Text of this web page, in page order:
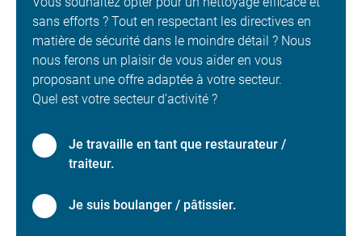
sans efforts ? Tout en respectant les directives en
matière de sécurité dans le moindre détail ? Nous
nous ferons un plaisir de vous aider en vous
proposant une offre adaptée à votre secteur.
Quel est votre secteur d’activité ?
Je travaille en tant que restaurateur /
traiteur.
Je suis boulanger / pâtissier.